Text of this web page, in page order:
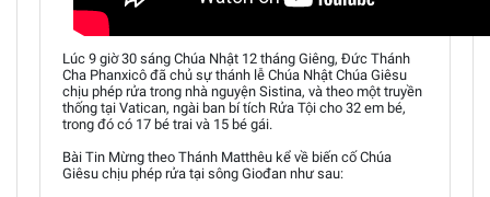
Lúc 9 giờ 30 sáng Chúa Nhật 12 tháng Giêng, Đức Thánh
Cha Phanxicô đã chủ sự thánh lễ Chúa Nhật Chúa Giêsu
chịu phép rửa trong nhà nguyện Sistina, và theo một truyền
thống tại Vatican, ngài ban bí tích Rửa Tội cho 32 em bé,
trong đó có 17 bé trai và 15 bé gái.
Bài Tin Mừng theo Thánh Matthêu kể về biến cố Chúa
Giêsu chịu phép rửa tại sông Giođan như sau: